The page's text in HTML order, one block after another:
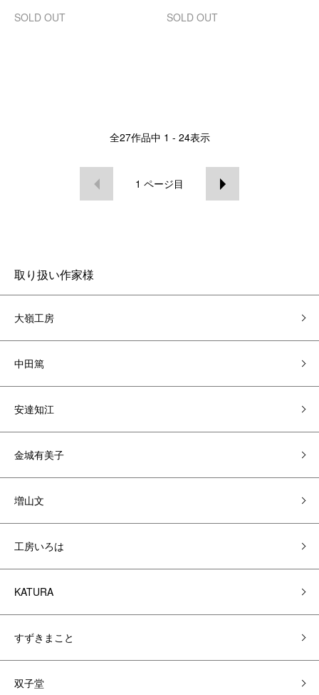
SOLD OUT
SOLD OUT
全27作品中 1 - 24表示
1 ページ目
取り扱い作家様
大嶺工房
中田篤
安達知江
金城有美子
増山文
工房いろは
KATURA
すずきまこと
双子堂